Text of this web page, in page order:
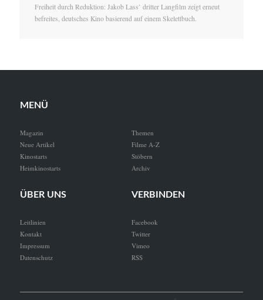
Freiheit durch Reduktion: Jakob Lass’ dritter Langfilm zeigt erneut
befreites, deutsches Kino basierend auf einem Skelettbuch.
MENÜ
Magazin
Neue Artikel
Kinostarts
Heimkinostarts
Themen
Filme A-Z
Stöbern
Archiv
ÜBER UNS
Leitlinien
Kontakt
Impressum
Datenschutz
VERBINDEN
Facebook
Twitter
Vimeo
RSS